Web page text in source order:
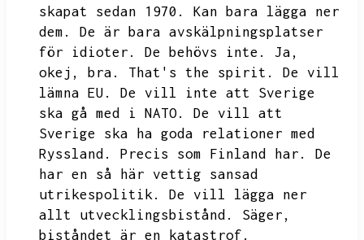
skapat sedan 1970.
Kan bara lägga ner
dem.
De är bara avskälpningsplatser
för idioter.
De behövs inte.
Ja,
okej,
bra. That's the spirit.
De vill
lämna EU.
De vill inte att Sverige
ska gå med i NATO.
De vill att
Sverige ska ha goda relationer med
Ryssland.
Precis som Finland har.
De
har en så här vettig sansad
utrikespolitik.
De vill lägga ner
allt utvecklingsbistånd.
Säger,
biståndet är en katastrof.